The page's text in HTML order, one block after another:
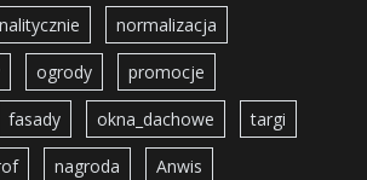
normalizacja
ogrody promocje
fasady okna_dachowe targi
nagroda Anwis